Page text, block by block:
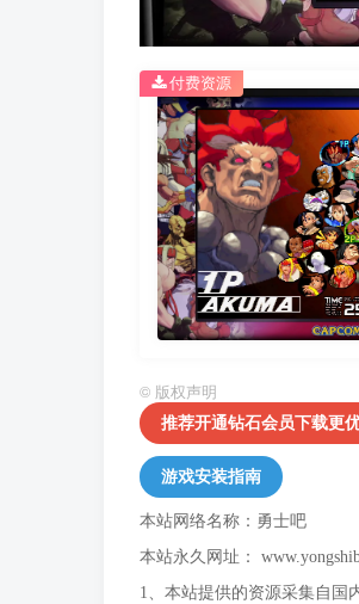
付费资源
© 版权声明
推荐开通钻石会员下载更
游戏安装指南
本站网络名称：勇士吧
本站永久网址：
1、本站提供的资源采集自国